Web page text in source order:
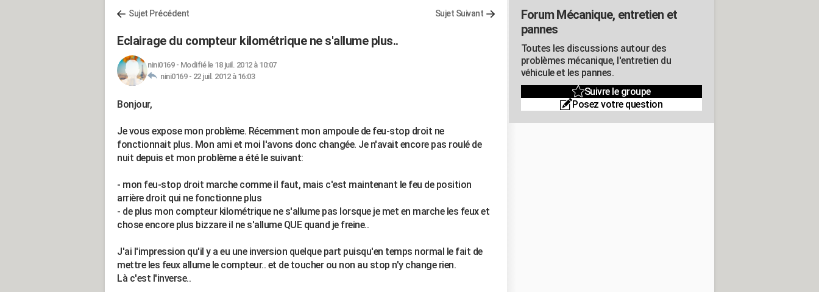
Sujet Précédent Sujet Suivant
Eclairage du compteur kilométrique ne s'allume plus..
nini0169- Modifié le 18 juil. 2012 à 10:07
nini0169 - 22 juil. 2012 à 16:03
Bonjour,
Je vous expose mon problème. Récemment mon ampoule de feu-stop droit ne
fonctionnait plus. Mon ami et moi l'avons donc changée. Je n'avait encore pas roulé de
nuit depuis et mon problème a été le suivant:
- mon feu-stop droit marche comme il faut, mais c'est maintenant le feu de position
arrière droit qui ne fonctionne plus
- de plus mon compteur kilométrique ne s'allume pas lorsque je met en marche les feux et
chose encore plus bizzare il ne s'allume QUE quand je freine..
J'ai l'impression qu'il y a eu une inversion quelque part puisqu'en temps normal le fait de
mettre les feux allume le compteur.. et de toucher ou non au stop n'y change rien.
Là c'est l'inverse..
Forum Mécanique, entretien et
pannes
Toutes les discussions autour des
problèmes mécanique, l'entretien du
véhicule et les pannes.
Suivre le groupe
Posez votre question